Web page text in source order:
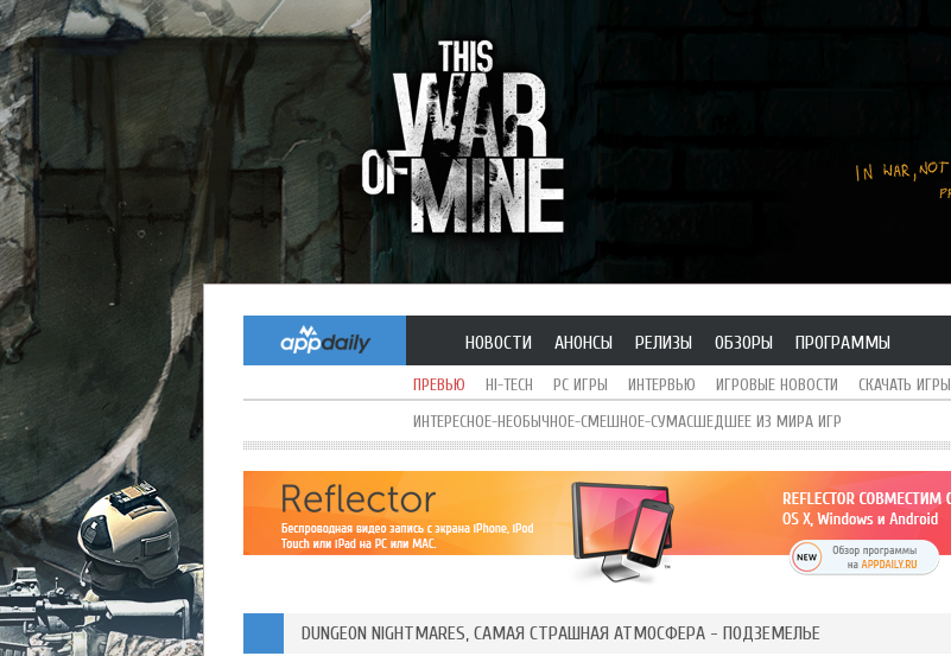
НОВОСТИ АНОНСЫ РЕЛИЗЫ ОБЗОРЫ ПРОГРАММЫ
ПРЕВЬЮ HI-TECH PC ИГРЫ ИНТЕРВЬЮ ИГРОВЫЕ НОВОСТИ
СКАЧАТЬ ИГРЫ
ИНТЕРЕСНОЕ-НЕОБЫЧНОЕ-СМЕШНОЕ-СУМАСШЕДШЕЕ ИЗ МИРА ИГР
DUNGEON NIGHTMARES, САМАЯ СТРАШНАЯ АТМОСФЕРА - ПОДЗЕМЕЛЬЕ